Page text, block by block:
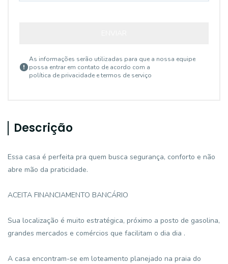
As informações serão utilizadas para que a nossa equipe
possa entrar em contato de acordo com a
política de privacidade e termos de serviço
Descrição
Essa casa é perfeita pra quem busca segurança, conforto e não
abre mão da praticidade.
ACEITA FINANCIAMENTO BANCÁRIO
Sua localização é muito estratégica, próximo a posto de gasolina,
grandes mercados e comércios que facilitam o dia dia .
A casa encontram-se em loteamento planejado na praia do